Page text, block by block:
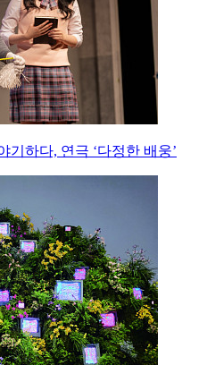
기하다, 연극 ‘다정한 배웅’